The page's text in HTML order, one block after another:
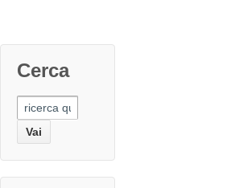
Cerca
Search
for: